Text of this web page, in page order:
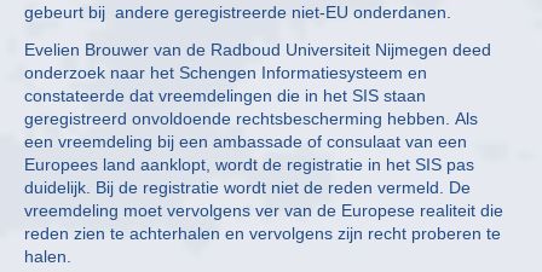
gebeurt bij andere geregistreerde niet-EU onderdanen.
Evelien Brouwer van de Radboud Universiteit Nijmegen deed
onderzoek naar het Schengen Informatiesysteem en
constateerde dat vreemdelingen die in het SIS staan
geregistreerd onvoldoende rechtsbescherming hebben. Als
een vreemdeling bij een ambassade of consulaat van een
Europees land aanklopt, wordt de registratie in het SIS pas
duidelijk. Bij de registratie wordt niet de reden vermeld. De
vreemdeling moet vervolgens ver van de Europese realiteit die
reden zien te achterhalen en vervolgens zijn recht proberen te
halen.